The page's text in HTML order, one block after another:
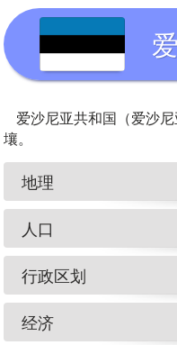
爱沙尼亚共和国（爱沙
壤。
地理
人口
行政区划
经济